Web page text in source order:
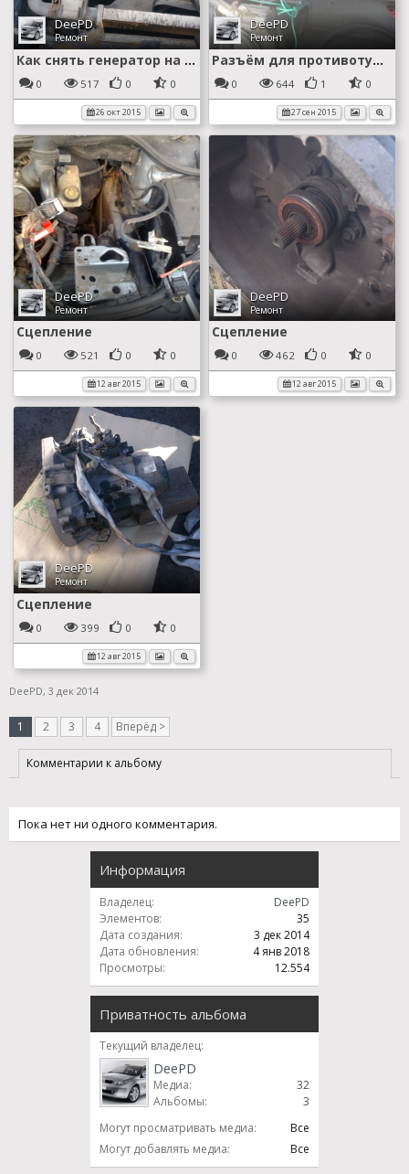
DeePD
Ремонт
Как снять генератор на бензинке
0 517 0 0
26 окт 2015
DeePD
Ремонт
Разъём для противотуманок?
0 644 1 0
27 сен 2015
DeePD
Ремонт
Сцепление
0 521 0 0
12 авг 2015
DeePD
Ремонт
Сцепление
0 462 0 0
12 авг 2015
DeePD
Ремонт
Сцепление
0 399 0 0
12 авг 2015
DeePD, 3 дек 2014
1 2 3 4 Вперёд >
Комментарии к альбому
Пока нет ни одного комментария.
Информация
Владелец:
DeePD
Элементов:
35
Дата создания:
3 дек 2014
Дата обновления:
4 янв 2018
Просмотры:
12.554
Приватность альбома
Текущий владелец:
DeePD
Медиа:
32
Альбомы:
3
Могут просматривать медиа:
Все
Могут добавлять медиа:
Все